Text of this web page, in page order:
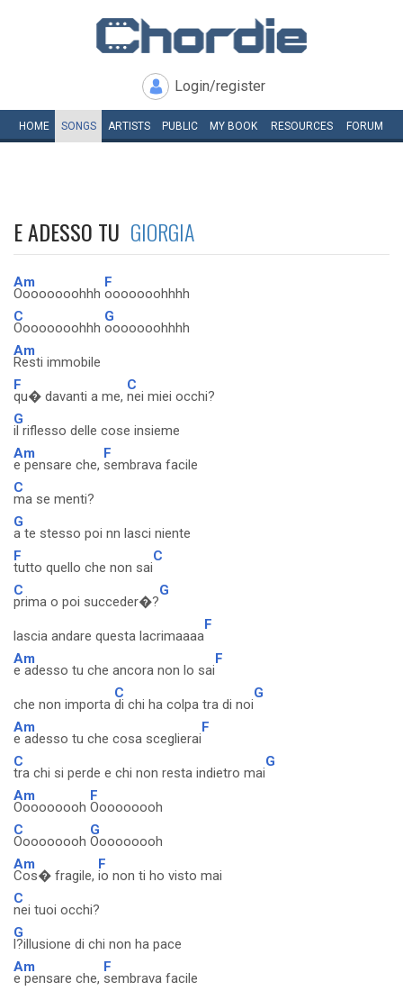
Login/register
HOME SONGS ARTISTS PUBLIC MY BOOK RESOURCES FORUM
E ADESSO TU GIORGIA
Am
Oooooooohhh
F
ooooooohhhh
C
Oooooooohhh
G
ooooooohhhh
Am
Resti immobile
F
qu� davanti a me,
C
nei miei occhi?
G
il riflesso delle cose insieme
Am
e pensare che,
F
sembrava facile
C
ma se menti?
G
a te stesso poi nn lasci niente
F
tutto quello che non sai
C
C
prima o poi succeder�?
G
lascia andare questa lacrimaaaa
F
Am
e adesso tu che ancora non lo sai
F
che non importa
C
di chi ha colpa tra di noi
G
Am
e adesso tu che cosa sceglierai
F
C
tra chi si perde e chi non resta indietro mai
G
Am
Ooooooooh
F
Ooooooooh
C
Ooooooooh
G
Ooooooooh
Am
Cos� fragile,
F
io non ti ho visto mai
C
nei tuoi occhi?
G
l?illusione di chi non ha pace
Am
e pensare che,
F
sembrava facile